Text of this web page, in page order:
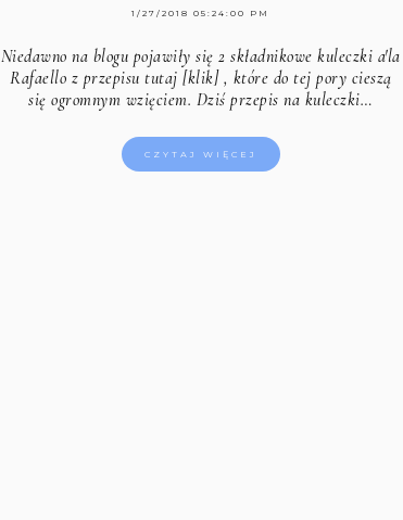
1/27/2018 05:24:00 PM
Niedawno na blogu pojawiły się2 składnikowe kuleczki a'la
Rafaello z przepisu tutaj [klik], które do tej pory cieszą
się ogromnym wzięciem. Dziś przepis na kuleczki…
CZYTAJ WIĘCEJ